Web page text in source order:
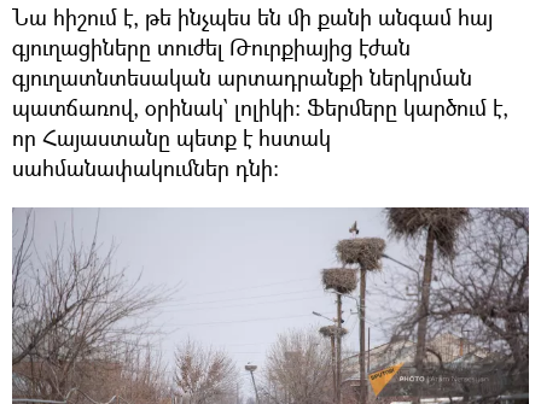
Նա հիշում է, թե ինչպես են մի քանի անգամ հայ
գյուղացիները տուժել Թուրքիայից էժան
գյուղատնտեսական արտադրանքի ներկրման
պատճառով, օրինակ` լոլիկի։ Ֆերմերը կարծում է,
որ Հայաստանը պետք է հստակ
սահմանափակումներ դնի։